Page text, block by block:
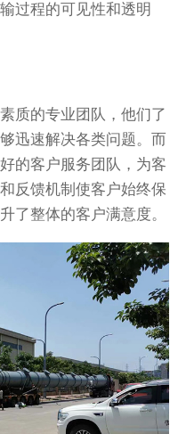
过程的可见性和透明
质的专业团队，他们了
迅速解决各类问题。而
的客户服务团队，为客
反馈机制使客户始终保
了整体的客户满意度。